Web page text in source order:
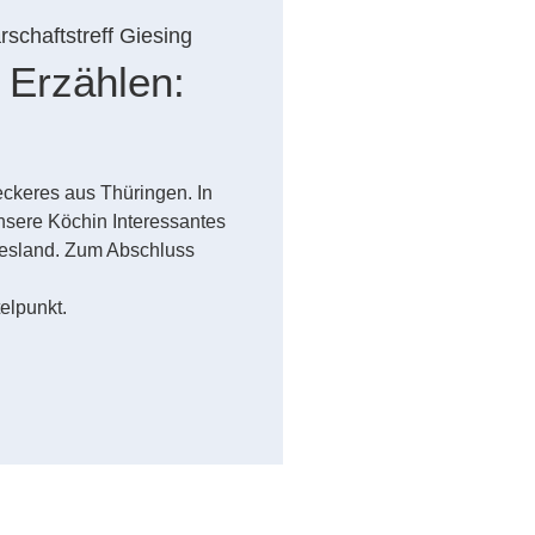
Giesing
aus Thüringen. In
Köchin Interessantes
Zum Abschluss